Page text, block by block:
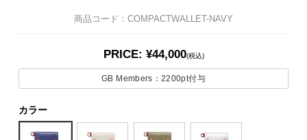
商品コード：COMPACTWALLET-NAVY
PRICE: ¥44,000(税込)
GB Members：2200pt付与
カラー